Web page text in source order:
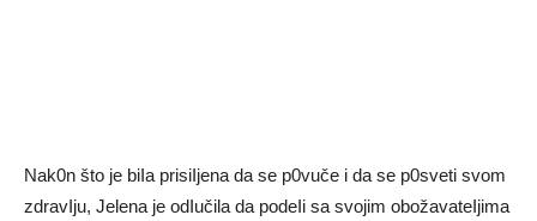
Nak0n što je biIa prisiIjena da se p0vuče i da se p0sveti svom
zdravIju, Jelena je odIučila da podeIi sa svojim obožavateIjima